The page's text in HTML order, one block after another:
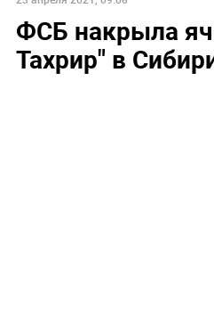
ФСБ накрыла
Тахрир" в